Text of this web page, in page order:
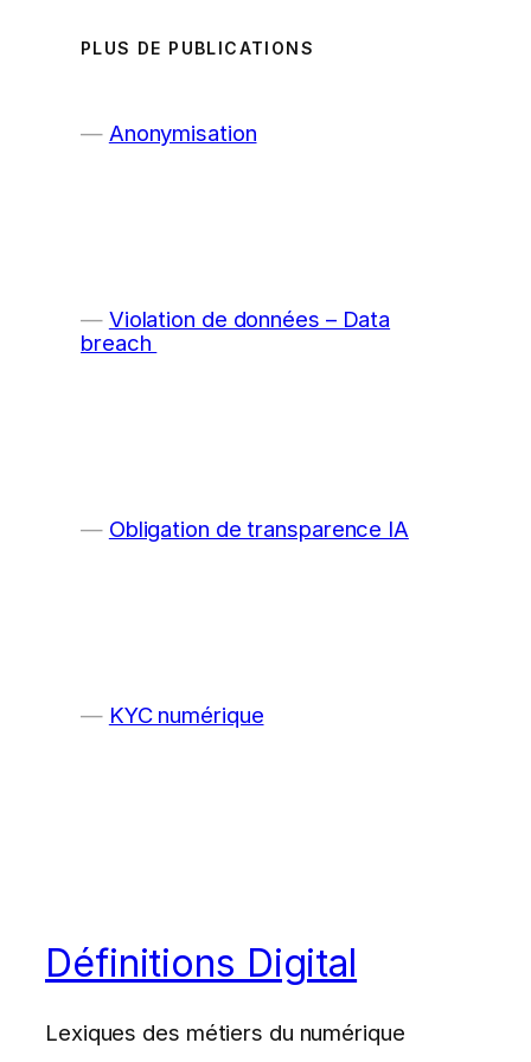
PLUS DE PUBLICATIONS
Anonymisation
Violation de données – Data
breach
Obligation de transparence IA
KYC numérique
Définitions Digital
Lexiques des métiers du numérique